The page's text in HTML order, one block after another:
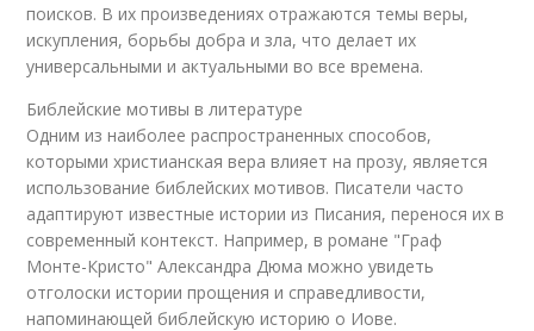
поисков. В их произведениях отражаются темы веры,
искупления, борьбы добра и зла, что делает их
универсальными и актуальными во все времена.
Библейские мотивы в литературе
Одним из наиболее распространенных способов,
которыми христианская вера влияет на прозу, является
использование библейских мотивов. Писатели часто
адаптируют известные истории из Писания, перенося их в
современный контекст. Например, в романе "Граф
Монте-Кристо" Александра Дюма можно увидеть
отголоски истории прощения и справедливости,
напоминающей библейскую историю о Иове.